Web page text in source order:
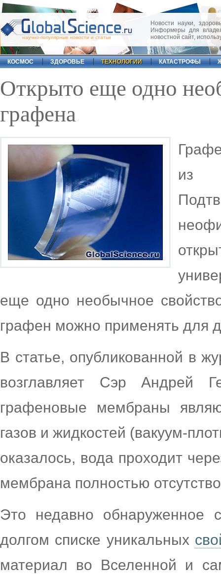
научно-популярные новости и статьи
Новости науки,
Информеры для
новостной сайт,
КОСМОС ЗДОРОВЬЕ ТЕХНОЛОГИИ КАТАСТРОФЫ
Открыто еще одно
графена
из
еще одно необычное
графен можно применять для
В статье, опубликованной в
возглавляет Сэр Андрей
графеновые мембраны
газов и жидкостей (вакуум-
оказалось, вода проходит
мембрана полностью
Это недавно обнаруженное
долгом списке уникальных
материал во Вселенной и